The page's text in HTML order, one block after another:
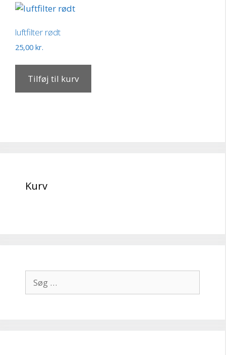
luftfilter rødt
25,00 kr.
Tilføj til kurv
Kurv
efter: